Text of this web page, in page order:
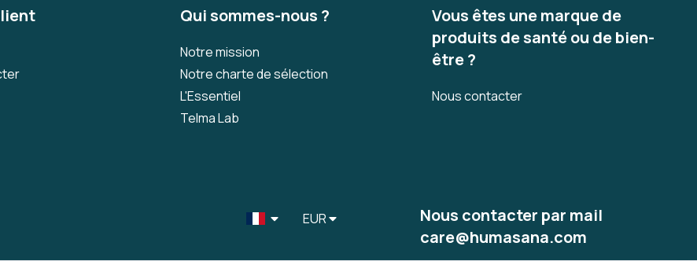
Qui sommes-nous ?
Notre mission
Notre charte de sélection
L'Essentiel
Telma Lab
Vous êtes une marque de
produits de santé ou de bien-
être ?
Nous contacter
EUR
Nous contacter par mail
care@humasana.com